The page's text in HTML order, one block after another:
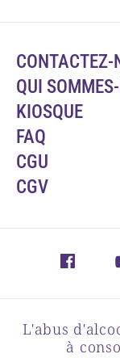
CONTACTEZ-
QUI
KIOSQUE
FAQ
CGU
CGV
L'abus
à